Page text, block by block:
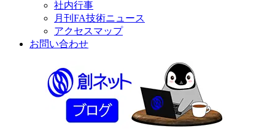
社内行事
月刊FA技術ニュース
アクセスマップ
お問い合わせ